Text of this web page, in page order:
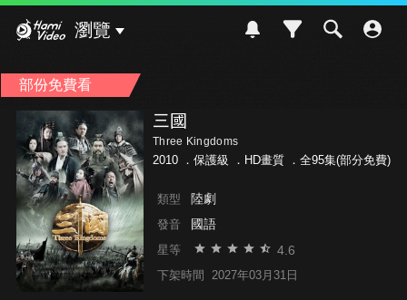
瀏覽
部份免費看
三國
Three Kingdoms
2010 ． 保護級 ．HD畫質 ．全95集(部分免費)
類型 陸劇
發音 國語
星等 4.6
下架時間 2027年03月31日